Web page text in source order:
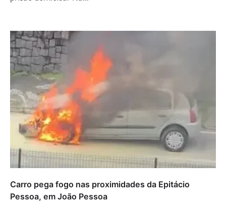
Carro pega fogo nas proximidades da Epitácio
Pessoa, em João Pessoa